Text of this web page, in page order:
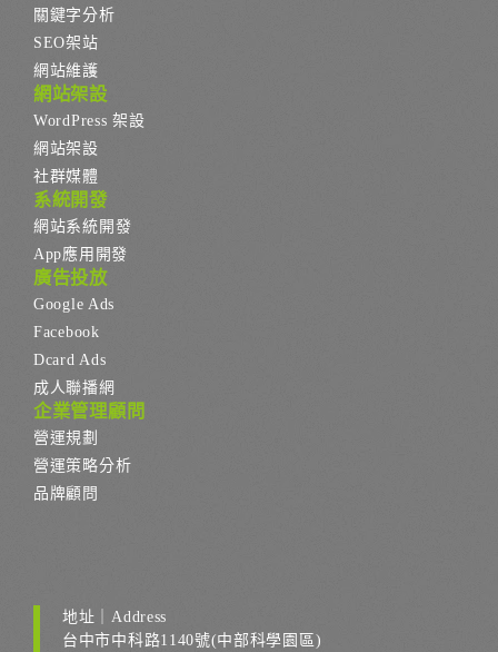
關鍵字分析
SEO架站
網站維護
網站架設
WordPress 架設
網站架設
社群媒體
系統開發
網站系統開發
App應用開發
廣告投放
Google Ads
Facebook
Dcard Ads
成人聯播網
企業管理顧問
營運規劃
營運策略分析
品牌顧問
地址｜Address
台中市中科路1140號(中部科學園區)